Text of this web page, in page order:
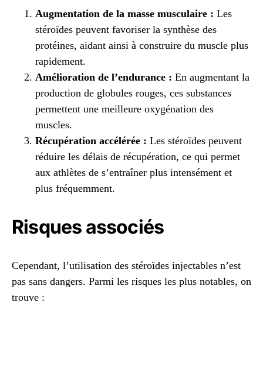
Augmentation de la masse musculaire : Les
stéroïdes peuvent favoriser la synthèse des
protéines, aidant ainsi à construire du muscle plus
rapidement.
Amélioration de l’endurance : En augmentant la
production de globules rouges, ces substances
permettent une meilleure oxygénation des
muscles.
Récupération accélérée : Les stéroïdes peuvent
réduire les délais de récupération, ce qui permet
aux athlètes de s’entraîner plus intensément et
plus fréquemment.
Risques associés
Cependant, l’utilisation des stéroïdes injectables n’est
pas sans dangers. Parmi les risques les plus notables, on
trouve :